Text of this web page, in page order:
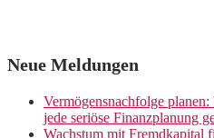
Neue Meldungen
Vermögensnachfolge
jede seriöse Finanzplanung
Wachstum mit Fremdkapital